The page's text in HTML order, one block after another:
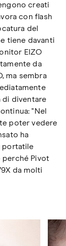
creati
con flash
del
tiene davanti
EIZO
da
ma sembra
di diventare
"Nel
poter vedere
ha
portatile
perché Pivot
da molti